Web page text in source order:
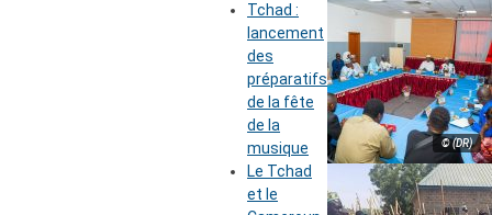
© (DR)
Tchad :
lancement
des
préparatifs
de la fête
de la
musique
Le Tchad
et le